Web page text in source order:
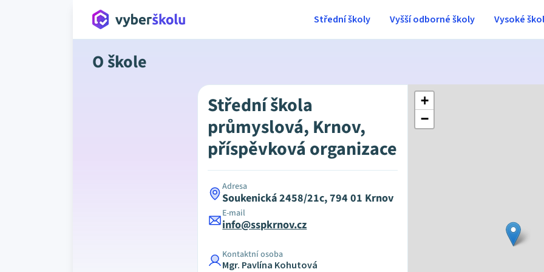
Střední školy Vyšší odborné školy Vysoké
O škole
Střední škola
průmyslová, Krnov,
příspěvková organizace
Adresa
Soukenická 2458/21c, 794 01 Krnov
E-mail
info@sspkrnov.cz
Kontaktní osoba
Mgr. Pavlína Kohutová
+
−